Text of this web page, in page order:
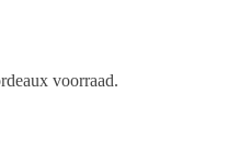
voorraad.